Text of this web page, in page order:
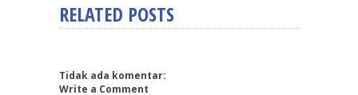
RELATED POSTS
Tidak ada komentar:
Write a Comment